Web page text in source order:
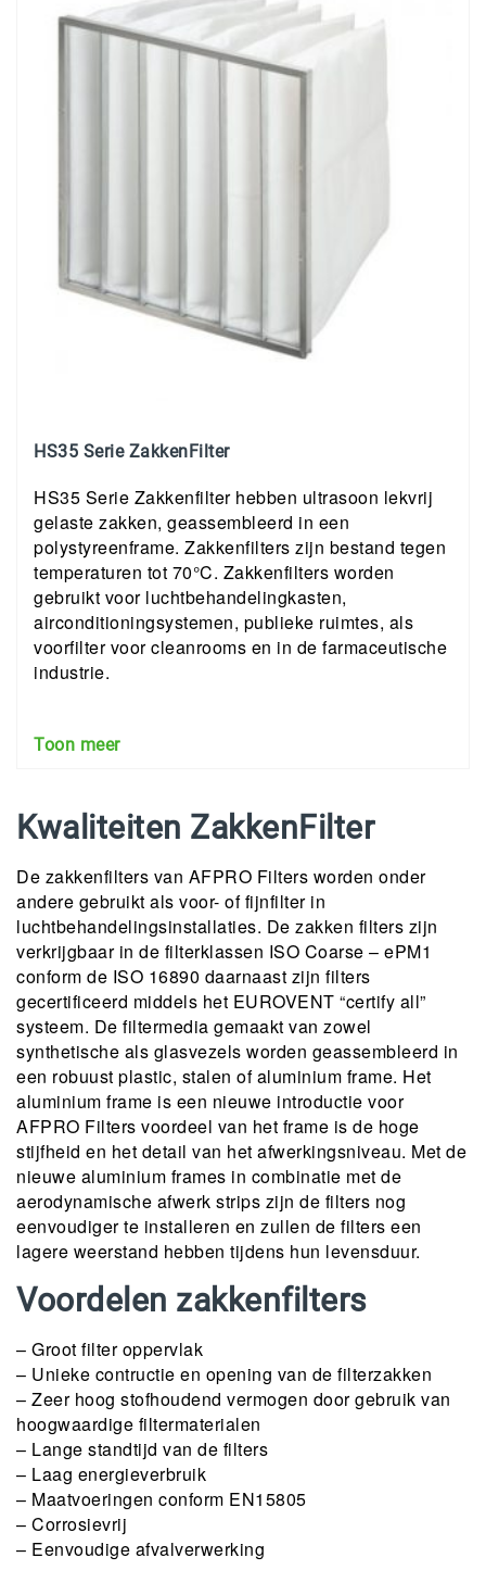
HS35 Serie ZakkenFilter
HS35 Serie Zakkenfilter hebben ultrasoon lekvrij
gelaste zakken, geassembleerd in een
polystyreenframe. Zakkenfilters zijn bestand tegen
temperaturen tot 70°C. Zakkenfilters worden
gebruikt voor luchtbehandelingkasten,
airconditioningsystemen, publieke ruimtes, als
voorfilter voor cleanrooms en in de farmaceutische
industrie.
Toon meer
Kwaliteiten ZakkenFilter
De zakkenfilters van AFPRO Filters worden onder
andere gebruikt als voor- of fijnfilter in
luchtbehandelingsinstallaties. De zakken filters zijn
verkrijgbaar in de filterklassen ISO Coarse – ePM1
conform de ISO 16890 daarnaast zijn filters
gecertificeerd middels het EUROVENT “certify all”
systeem. De filtermedia gemaakt van zowel
synthetische als glasvezels worden geassembleerd in
een robuust plastic, stalen of aluminium frame. Het
aluminium frame is een nieuwe introductie voor
AFPRO Filters voordeel van het frame is de hoge
stijfheid en het detail van het afwerkingsniveau. Met de
nieuwe aluminium frames in combinatie met de
aerodynamische afwerk strips zijn de filters nog
eenvoudiger te installeren en zullen de filters een
lagere weerstand hebben tijdens hun levensduur.
Voordelen zakkenfilters
– Groot filter oppervlak
– Unieke contructie en opening van de filterzakken
– Zeer hoog stofhoudend vermogen door gebruik van
hoogwaardige filtermaterialen
– Lange standtijd van de filters
– Laag energieverbruik
– Maatvoeringen conform EN15805
– Corrosievrij
– Eenvoudige afvalverwerking